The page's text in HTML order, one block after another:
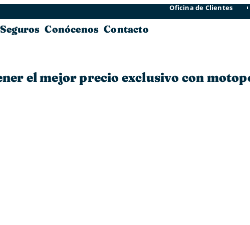
Oficina de Clientes
Seguros Conócenos Contacto
el mejor precio exclusivo con